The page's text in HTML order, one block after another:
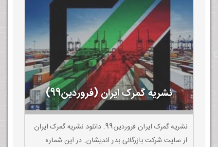
نشریه گمرک ایران (فروردین99)
نشریه گمرک ایران فروردین99. دانلود نشریه گمرک ایران
از سایت شرکت بازرگانی بدر اندیشان. در این شماره